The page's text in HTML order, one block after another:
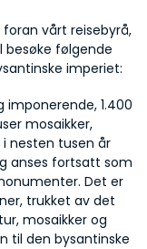
vårt reisebyrå,
besøke følgende
imperiet:
imponerende, 1.400
mosaikker,
i nesten tusen år
anses fortsatt som
Det er
trukket av det
mosaikker og
til den bysantinske